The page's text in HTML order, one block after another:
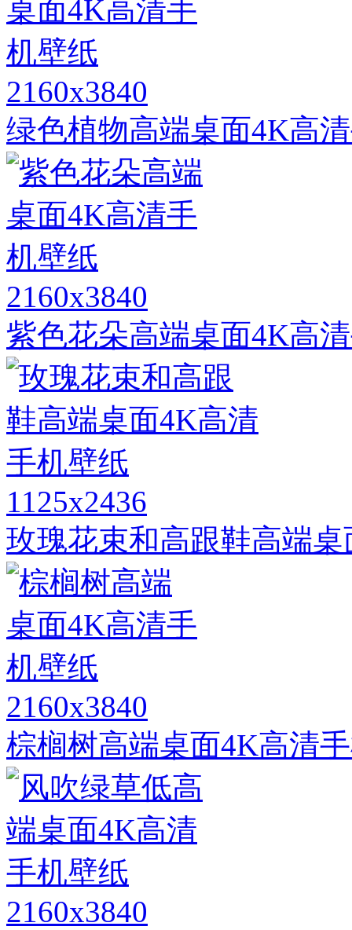
2160x3840
绿色植物高端桌面4K高
2160x3840
紫色花朵高端桌面4K高
1125x2436
玫瑰花束和高跟鞋高端
2160x3840
棕榈树高端桌面4K高清
2160x3840